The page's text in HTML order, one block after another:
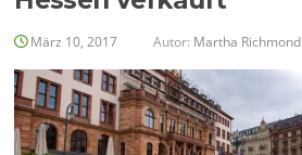
März 10, 2017 Autor: Martha Richmond